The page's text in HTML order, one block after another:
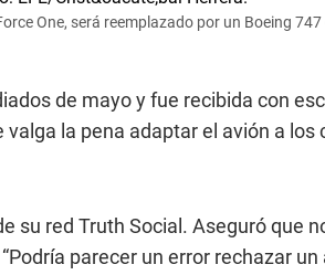
One, será reemplazado por un Boeing
de mayo y fue recibida con
la pena adaptar el avión a
su red Truth Social. Aseguró que
parecer un error rechazar